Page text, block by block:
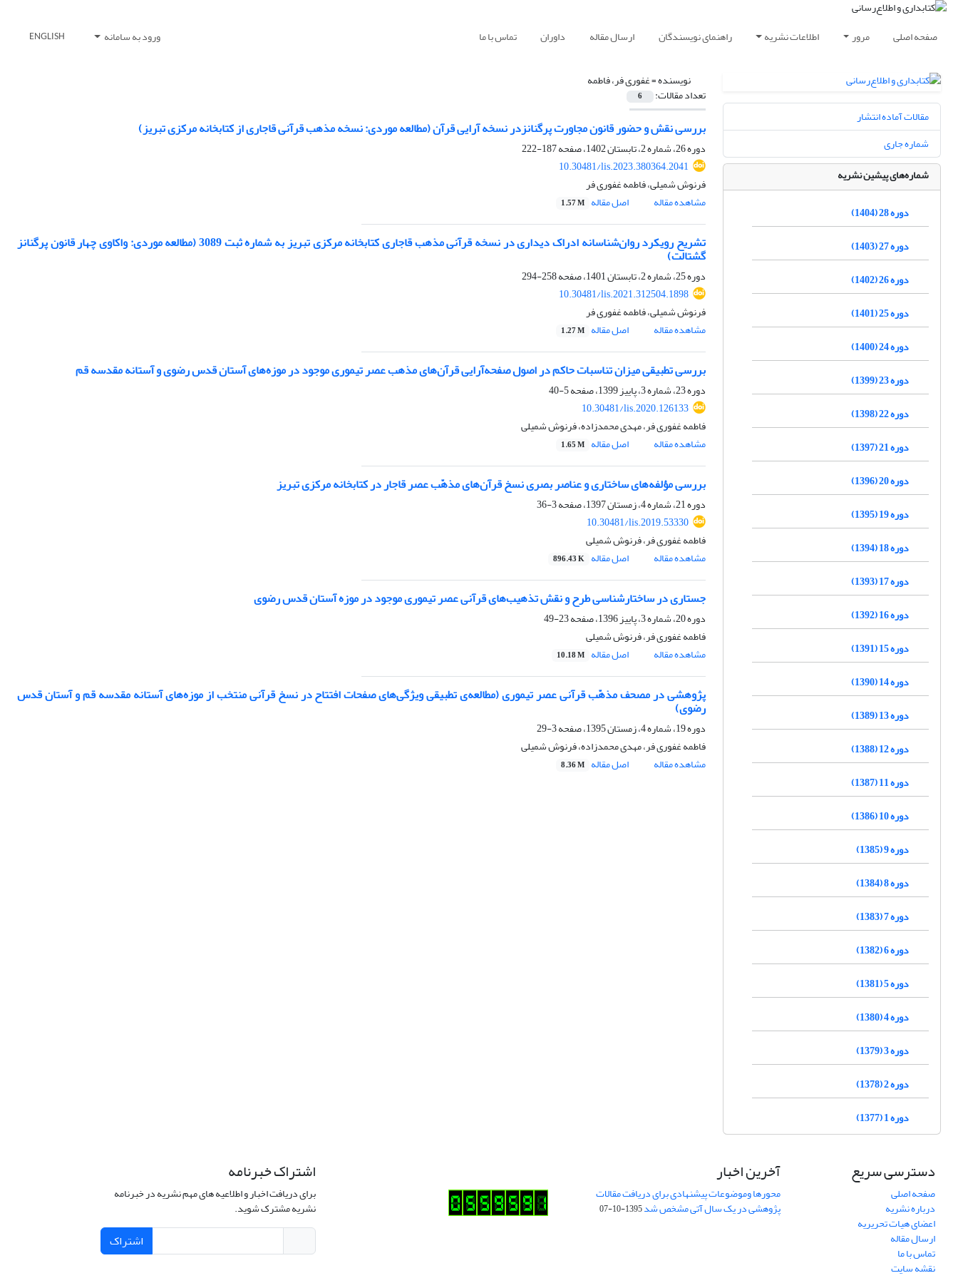
صفحه اصلی مرور اطلاعات نشریه راهنمای نویسندگان ارسال مقاله داوران تماس با ما ورود به سامانه ENGLISH
نویسنده =غفوری فر، فاطمه
تعداد مقالات: 6
بررسی نقش و حضور قانون مجاورت پرگنانزدر نسخه آرایی قرآن (مطالعه موردی: نسخه مذهب قرآنی قاجاری از کتابخانه مرکزی تبریز)
دوره 26، شماره 2، تابستان 1402، صفحه
187-222
10.30481/lis.2023.380364.2041
فرنوش شمیلی، فاطمه غفوری فر
مشاهده مقاله
اصل مقاله 1.57 M
تشریح رویکرد روان‌شناسانه ادراک دیداری در نسخه قرآنی مذهب قاجاری کتابخانه مرکزی تبریز به شماره ثبت 3089 (مطالعه موردی: واکاوی چهار قانون پرگنانز
گشتالت)
دوره 25، شماره 2، تابستان 1401، صفحه
258-294
10.30481/lis.2021.312504.1898
فرنوش شمیلی، فاطمه غفوری فر
مشاهده مقاله
اصل مقاله 1.27 M
بررسی تطبیقی میزان تناسبات حاکم در اصول صفحه‌آرایی قرآن‌های مذهب عصر تیموری موجود در موزه‌های آستان قدس رضوی و آستانه مقدسه قم
دوره 23، شماره 3، پاییز 1399، صفحه
5-40
10.30481/lis.2020.126133
فاطمه غفوری فر، مهدی محمدزاده، فرنوش شمیلی
مشاهده مقاله
اصل مقاله 1.65 M
بررسی مؤلفه‌های ساختاری و عناصر بصری نسخ قرآن‌های مذهّب عصر قاجار در کتابخانه مرکزی تبریز
دوره 21، شماره 4، زمستان 1397، صفحه
3-36
10.30481/lis.2019.53330
فاطمه غفوری فر، فرنوش شمیلی
مشاهده مقاله
اصل مقاله 896.43 K
جستاری در ساختارشناسی طرح و نقش تذهیب‌های قرآنی عصر تیموری موجود در موزه آستان‏ قدس‏ رضوی
دوره 20، شماره 3، پاییز 1396، صفحه
23-49
فاطمه غفوری فر، فرنوش شمیلی
مشاهده مقاله
اصل مقاله 10.18 M
پژوهشی در مصحف مذهّب قرآنی عصر تیموری (مطالعه‌ی تطبیقی ویژگی‌های صفحات افتتاح در نسخ قرآنی منتخب از موزه‌‌های آستانه مقدسه قم و آستان قدس
رضوی)
دوره 19، شماره 4، زمستان 1395، صفحه
3-29
فاطمه غفوری فر، مهدی محمدزاده، فرنوش شمیلی
مشاهده مقاله
اصل مقاله 8.36 M
مقالات آماده انتشار
شماره جاری
شماره‌های پیشین نشریه
دوره 28 (1404)
دوره 27 (1403)
دوره 26 (1402)
دوره 25 (1401)
دوره 24 (1400)
دوره 23 (1399)
دوره 22 (1398)
دوره 21 (1397)
دوره 20 (1396)
دوره 19 (1395)
دوره 18 (1394)
دوره 17 (1393)
دوره 16 (1392)
دوره 15 (1391)
دوره 14 (1390)
دوره 13 (1389)
دوره 12 (1388)
دوره 11 (1387)
دوره 10 (1386)
دوره 9 (1385)
دوره 8 (1384)
دوره 7 (1383)
دوره 6 (1382)
دوره 5 (1381)
دوره 4 (1380)
دوره 3 (1379)
دوره 2 (1378)
دوره 1 (1377)
دسترسی سریع
صفحه اصلی
درباره نشریه
اعضای هیات تحریریه
ارسال مقاله
تماس با ما
نقشه سایت
آخرین اخبار
محورها وموضوعات پیشنهادی برای دریافت مقالات
پژوهشی در یک سال آتی مشخص شد1395-10-07
اشتراک خبرنامه
برای دریافت اخبار و اطلاعیه های مهم نشریه در خبرنامه
نشریه مشترک شوید.
اشتراک